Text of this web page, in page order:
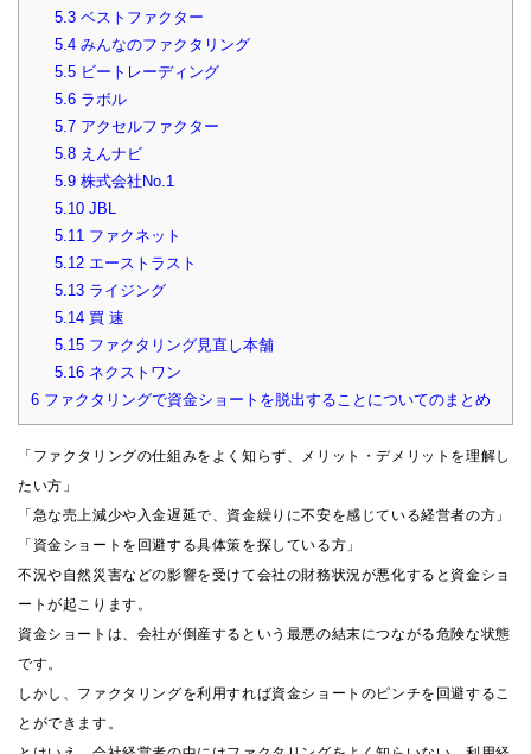
5.3ベストファクター
5.4みんなのファクタリング
5.5ビートレーディング
5.6ラボル
5.7アクセルファクター
5.8えんナビ
5.9株式会社No.1
5.10JBL
5.11 ファクネット
5.12エーストラスト
5.13ライジング
5.14買 速
5.15ファクタリング見直し本舗
5.16ネクストワン
6 ファクタリングで資金ショートを脱出することについてのまとめ
「ファクタリングの仕組みをよく知らず、メリット・デメリットを理解し
たい方」
「急な売上減少や入金遅延で、資金繰りに不安を感じている経営者の方」
「資金ショートを回避する具体策を探している方」
不況や自然災害などの影響を受けて会社の財務状況が悪化すると資金ショ
ートが起こります。
資金ショートは、会社が倒産するという最悪の結末につながる危険な状態
です。
しかし、ファクタリングを利用すれば資金ショートのピンチを回避するこ
とができます。